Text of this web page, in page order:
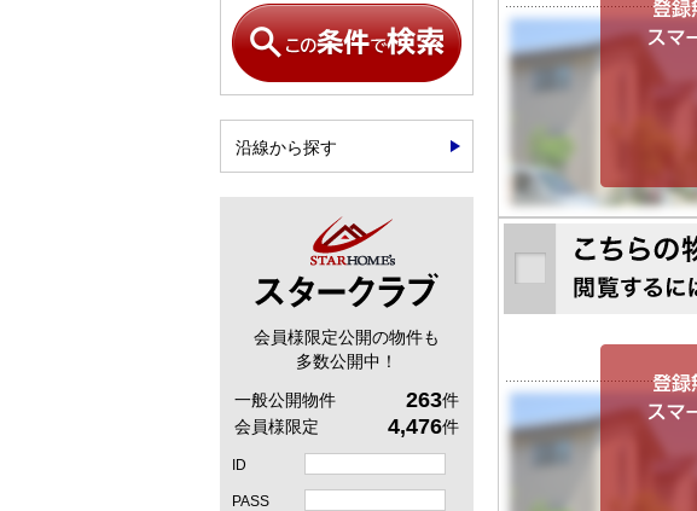
沿線から探す
会員様限定公開の物件も
多数公開中！
一般公開物件
263件
会員様限定
4,476件
ID
PASS